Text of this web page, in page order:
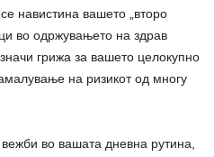
навистина вашето „второ
во одржувањето на здрав
грижа за вашето целокупно
на ризикот од многу
во вашата дневна рутина,